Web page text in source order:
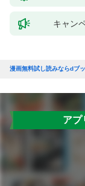
キャン
漫画無料試し読みならdブ
アプ